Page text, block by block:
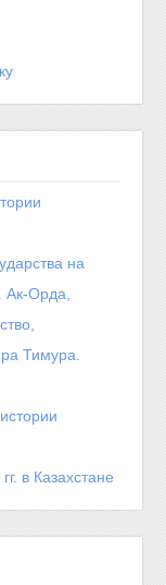
на
Ак-Орда,
Тимура.
в Казахстане